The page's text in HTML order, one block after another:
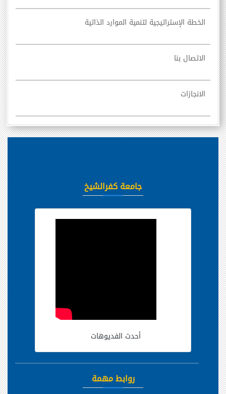
الخطة الإستراتيجية لتنمية الموارد الذاتية
الاتصال بنا
الانجازات
جامعة كفرالشيخ
أحدث الفديوهات
روابط مهمة